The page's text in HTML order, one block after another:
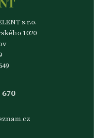
s.r.o.
1020
670